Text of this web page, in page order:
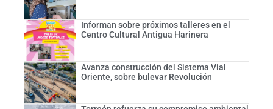
Informan sobre próximos talleres en el
Centro Cultural Antigua Harinera
Avanza construcción del Sistema Vial
Oriente, sobre bulevar Revolución